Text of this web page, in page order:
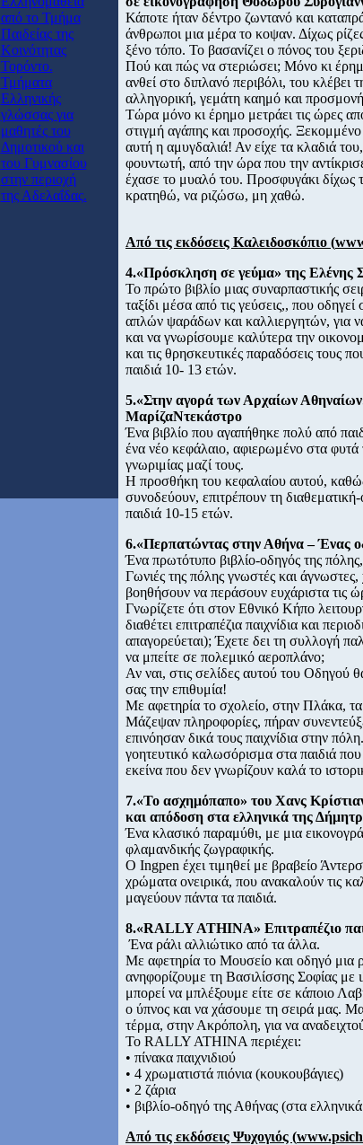
από το Τμήμα
Παιδείας της
Κοινότητας
Τορόντο.
Τμήματα
Ελληνικής
γλώσσας για
μαθητές του
Δημοτικού και
του Γυμνασίου
στην περιοχή
της Αδελαΐδας.
Κάποτε ήταν δέντρο ζωντανό και
άνθρωποι μια μέρα το κοψαν. Δίχως
ξένο τόπο. Το βασανίζει ο πόνος του
Πού και πώς να στεριώσει; Μόνο κι
ανθεί στο διπλανό περιβόλι, του κλέβει
αλληγορική, γεμάτη καημό και
Τώρα μόνο κι έρημο μετράει τις ώρες
στιγμή αγάπης και προσοχής.
αυτή η αμυγδαλιά! Αν είχε τα κλαδιά
φουντωτή, από την ώρα που την
έχασε το μυαλό του. Προσφυγάκι δίχως
κρατηθώ, να ριζώσω, μη χαθώ.
Από τις εκδόσεις Καλειδοσκόπιο (
4.«Πρόσκληση σε γεύμα» της Ελένης
To πρώτο βιβλίο μιας συναρπαστικής
ταξίδι μέσα από τις γεύσεις,, που
απλών ψαράδων και καλλιεργητών, για
και να γνωρίσουμε καλύτερα την
και τις θρησκευτικές παραδόσεις τους
παιδιά 10- 13 ετών.
5.«Στην αγορά των Αρχαίων
ΜαρίζαΝτεκάστρο
Ένα βιβλίο που αγαπήθηκε πολύ από
ένα νέο κεφάλαιο, αφιερωμένο στα φυτά
γνωριμίας μαζί τους.
Η προσθήκη του κεφαλαίου αυτού, καθώς
συνοδεύουν, επιτρέπουν τη
παιδιά 10-15 ετών.
6.«Περπατώντας στην Αθήνα – Ένας
Ένα πρωτότυπο βιβλίο-οδηγός της
Γωνιές της πόλης γνωστές και
βοηθήσουν να περάσουν ευχάριστα τις
Γνωρίζετε ότι στον Εθνικό Κήπο
διαθέτει επιτραπέζια παιχνίδια και
απαγορεύεται); Έχετε δει τη συλλογή
να μπείτε σε πολεμικό αεροπλάνο;
Αν ναι, στις σελίδες αυτού του Οδηγού
σας την επιθυμία!
Με αφετηρία το σχολείο, στην Πλάκα,
Μάζεψαν πληροφορίες, πήραν
επινόησαν δικά τους παιχνίδια στην
γοητευτικό καλωσόρισμα στα παιδιά
εκείνα που δεν γνωρίζουν καλά το
7.«Το ασχημόπαπο» του Χανς
και απόδοση στα ελληνικά της
Ένα κλασικό παραμύθι, με μια
φλαμανδικής ζωγραφικής.
O Ingpen έχει τιμηθεί με βραβείο
χρώματα ονειρικά, που ανακαλούν τις
μαγεύουν πάντα τα παιδιά.
8.«RALLY ATHINA» Επιτραπέζιο
Ένα ράλι αλλιώτικο από τα άλλα.
Με αφετηρία το Μουσείο και οδηγό μια
ανηφορίζουμε τη Βασιλίσσης Σοφίας με
μπορεί να μπλέξουμε είτε σε κάποιο
ο ύπνος και να χάσουμε τη σειρά μας.
τέρμα, στην Ακρόπολη, για να
Το RALLY ATHINA περιέχει:
• πίνακα παιχνιδιού
• 4 χρωματιστά πιόνια (κουκουβάγιες)
• 2 ζάρια
• βιβλίο-οδηγό της Αθήνας (στα
Από τις εκδόσεις Ψυχογιός (